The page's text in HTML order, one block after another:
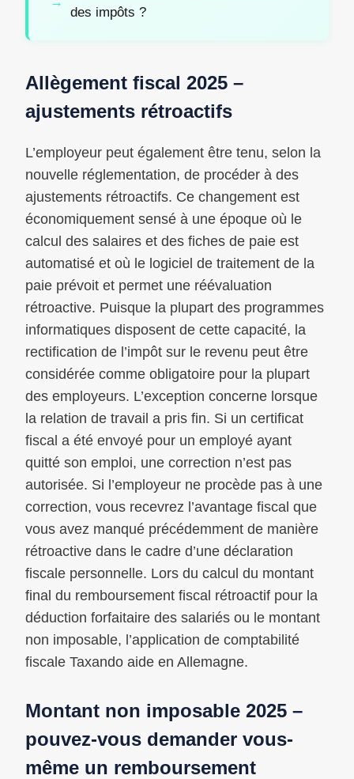
des impôts ?
Allègement fiscal 2025 –
ajustements rétroactifs
L’employeur peut également être tenu, selon la
nouvelle réglementation, de procéder à des
ajustements rétroactifs. Ce changement est
économiquement sensé à une époque où le
calcul des salaires et des fiches de paie est
automatisé et où le logiciel de traitement de la
paie prévoit et permet une réévaluation
rétroactive. Puisque la plupart des programmes
informatiques disposent de cette capacité, la
rectification de l’impôt sur le revenu peut être
considérée comme obligatoire pour la plupart
des employeurs. L’exception concerne lorsque
la relation de travail a pris fin. Si un certificat
fiscal a été envoyé pour un employé ayant
quitté son emploi, une correction n’est pas
autorisée. Si l’employeur ne procède pas à une
correction, vous recevrez l’avantage fiscal que
vous avez manqué précédemment de manière
rétroactive dans le cadre d’une déclaration
fiscale personnelle. Lors du calcul du montant
final du remboursement fiscal rétroactif pour la
déduction forfaitaire des salariés ou le montant
non imposable, l’application de comptabilité
fiscale Taxando aide en Allemagne.
Montant non imposable 2025 –
pouvez-vous demander vous-
même un remboursement